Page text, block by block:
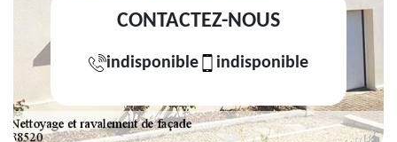
CONTACTEZ-NOUS
indisponible indisponible